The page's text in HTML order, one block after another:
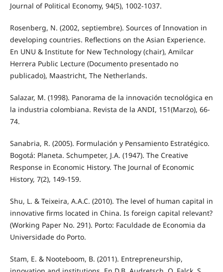
Journal of Political Economy, 94(5), 1002-1037.
Rosenberg, N. (2002, septiembre). Sources of Innovation in
developing countries. Reflections on the Asian Experience.
En UNU & Institute for New Technology (chair), Amilcar
Herrera Public Lecture (Documento presentado no
publicado), Maastricht, The Netherlands.
Salazar, M. (1998). Panorama de la innovación tecnológica en
la industria colombiana. Revista de la ANDI, 151(Marzo), 66-
74.
Sanabria, R. (2005). Formulación y Pensamiento Estratégico.
Bogotá: Planeta. Schumpeter, J.A. (1947). The Creative
Response in Economic History. The Journal of Economic
History, 7(2), 149-159.
Shu, L. & Teixeira, A.A.C. (2010). The level of human capital in
innovative firms located in China. Is foreign capital relevant?
(Working Paper No. 291). Porto: Faculdade de Economia da
Universidade do Porto.
Stam, E. & Nooteboom, B. (2011). Entrepreneurship,